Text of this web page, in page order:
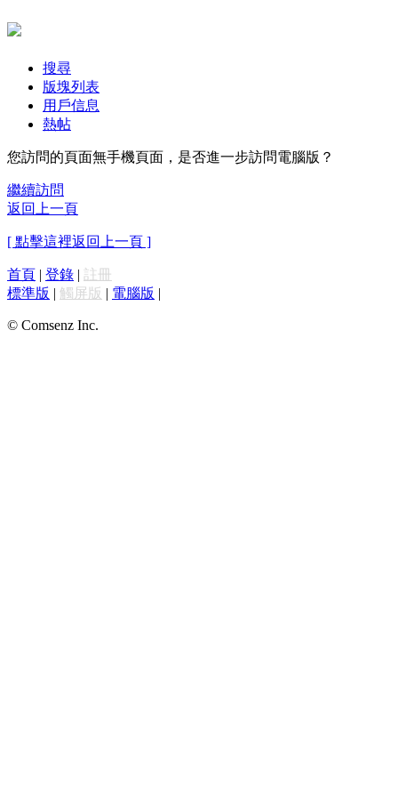
搜尋
版塊列表
用戶信息
熱帖
您訪問的頁面無手機頁面，是否進一步訪問電腦版？
繼續訪問
返回上一頁
[ 點擊這裡返回上一頁 ]
首頁 | 登錄 | 註冊
標準版 | 觸屏版 | 電腦版 |
© Comsenz Inc.